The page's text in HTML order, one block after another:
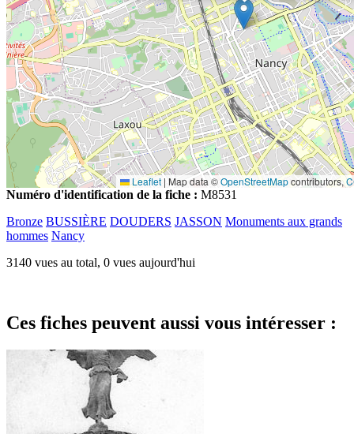
Leaflet | Map data ©OpenStreetMapcontributors,
Numéro d'identification de la fiche : M8531
Bronze BUSSIÈRE DOUDERS JASSON Monuments aux grands
hommes Nancy
3140 vues au total, 0 vues aujourd'hui
Ces fiches peuvent aussi vous intéresser :